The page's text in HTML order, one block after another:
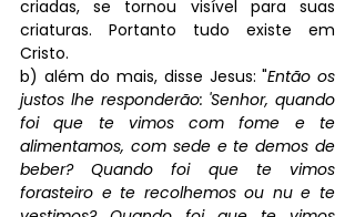
criadas, se tornou visível para suas
criaturas. Portanto tudo existe em
Cristo.
b) além do mais, disse Jesus: "Então os
justos lhe responderão: 'Senhor, quando
foi que te vimos com fome e te
alimentamos, com sede e te demos de
beber? Quando foi que te vimos
forasteiro e te recolhemos ou nu e te